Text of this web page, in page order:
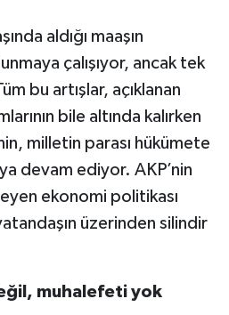
aldığı maaşın
çalışıyor, ancak tek
bu artışlar, açıklanan
bile altında kalırken
milletin parası hükümete
devam ediyor. AKP’nin
ekonomi politikası
üzerinden silindir
muhalefeti yok